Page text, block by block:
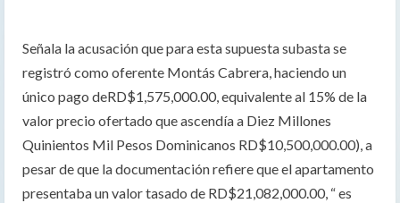
Señala la acusación que para esta supuesta subasta se
registró como oferente Montás Cabrera, haciendo un
único pago deRD$1,575,000.00, equivalente al 15% de la
valor precio ofertado que ascendía a Diez Millones
Quinientos Mil Pesos Dominicanos RD$10,500,000.00), a
pesar de que la documentación refiere que el apartamento
presentaba un valor tasado de RD$21,082,000.00, “ es